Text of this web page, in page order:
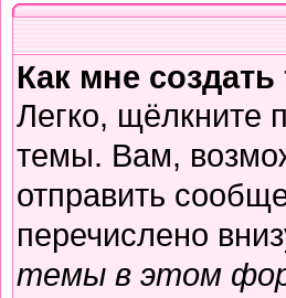
Как мне
Легко, щёлкните
темы. Вам,
отправить
перечислено
темы в этом